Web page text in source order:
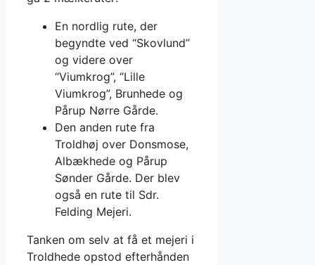
En nordlig rute, der
begyndte ved “Skovlund”
og videre over
“Viumkrog”, “Lille
Viumkrog”, Brunhede og
Pårup Nørre Gårde.
Den anden rute fra
Troldhøj over Donsmose,
Albækhede og Pårup
Sønder Gårde. Der blev
også en rute til Sdr.
Felding Mejeri.
Tanken om selv at få et mejeri i
Troldhede opstod efterhånden